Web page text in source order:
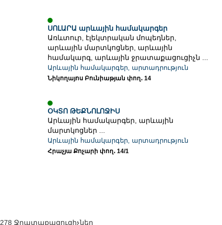
ՍՈԼԱՐԱ արևային համակարգեր
Առևտուր, էլեկտրական մոպեդներ,
արևային մարտկոցներ, արևային
համակարգ, արևային ջրատաքացուցիչն ...
Արևային համակարգեր, արտադրություն
Նիկողայոս Բունիաթյան փող․ 14
ՕԿՏՈ ԹԵՔՆՈԼՈՋԻՍ
Արևային համակարգեր, արևային
մարտկոցներ ...
Արևային համակարգեր, արտադրություն
Հրաչյա Քոչարի փող․ 14/1
278 Ջրատաքացուցիչներ